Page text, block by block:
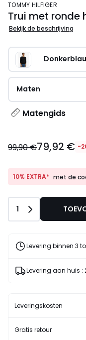
TOMMY HILFIGER
Trui met ronde
Bekijk de beschrijving
Maten
Matengids
€
van
€
20%
99,90 €79,92 € -
10% EXTRA* met de
Aantal
1
Levering binnen 3
Levering aan huis :
Leveringskosten
Gratis retour